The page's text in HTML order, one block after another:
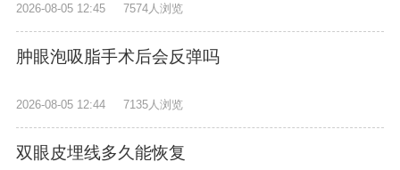
2026-08-05 12:45 7574人浏览
肿眼泡吸脂手术后会反弹吗
2026-08-05 12:44 7135人浏览
双眼皮埋线多久能恢复